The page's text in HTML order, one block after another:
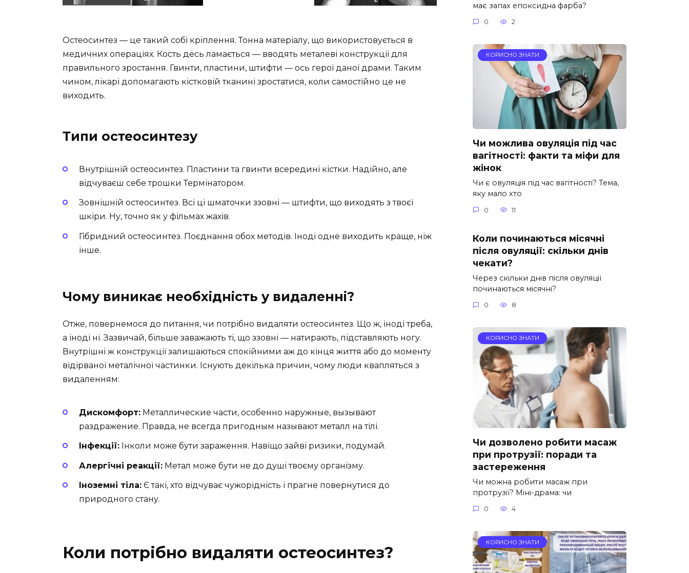
Остеосинтез — це такий собі кріплення. Тонна матеріалу, що використовується в
медичних операціях. Кость десь ламається — вводять металеві конструкції для
правильного зростання. Гвинти, пластини, штифти — ось герої даної драми. Таким
чином, лікарі допомагають кістковій тканині зростатися, коли самостійно це не
виходить.
Типи остеосинтезу
Внутрішній остеосинтез. Пластини та гвинти всередині кістки. Надійно, але
відчуваєш себе трошки Термінатором.
Зовнішній остеосинтез. Всі ці шматочки ззовні — штифти, що виходять з твоєї
шкіри. Ну, точно як у фільмах жахів.
Гібридний остеосинтез. Поєднання обох методів. Іноді одне виходить краще, ніж
інше.
Чому виникає необхідність у видаленні?
Отже, повернемося до питання, чи потрібно видаляти остеосинтез. Що ж, іноді треба,
а іноді ні. Зазвичай, більше заважають ті, що ззовні — натирають, підставляють ногу.
Внутрішні ж конструкції залишаються спокійними аж до кінця життя або до моменту
відірваної металічної частинки. Існують декілька причин, чому люди квапляться з
видаленням:
Дискомфорт: Металлические части, особенно наружные, вызывают
раздражение. Правда, не всегда пригодным называют металл на тілі.
Інфекції: Інколи може бути зараження. Навіщо зайві ризики, подумай.
Алергічні реакції: Метал може бути не до душі твоєму організму.
Іноземні тіла: Є такі, хто відчуває чужорідність і прагне повернутися до
природного стану.
Коли потрібно видаляти остеосинтез?
має запах епоксидна фарба?
0 2
КОРИСНО ЗНАТИ
Чи можлива овуляція під час
вагітності: факти та міфи для
жінок
Чи є овуляція під час вагітності? Тема,
яку мало хто
0 11
Коли починаються місячні
після овуляції: скільки днів
чекати?
Через скільки днів після овуляції
починаються місячні?
0 8
КОРИСНО ЗНАТИ
Чи дозволено робити масаж
при протрузії: поради та
застереження
Чи можна робити масаж при
протрузії? Міні-драма: чи
0 4
КОРИСНО ЗНАТИ